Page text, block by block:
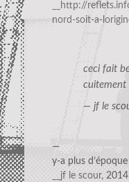
__http://
nord-soit-a-
ceci fait
cuitement
— jf le
—
y-a plus
__jf le scour, 2014